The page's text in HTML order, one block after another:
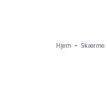
Hjem Skærme